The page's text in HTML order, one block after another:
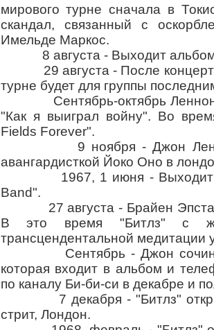
мирового турне сначала в
скандал, связанный с
Имельде Маркос.
8 августа - Выходит альбом
29 августа - После концерта
турне будет для группы
Сентябрь-октябрь Леннон
"Как я выиграл войну". Во
Fields Forever".
9 ноября - Джон Леннон
авангардисткой Йоко Оно в
1967, 1 июня - Выходит
Band".
27 августа - Брайен Эпстайн
В это время "Битлз" с
трансцендентальной
Сентябрь - Джон сочиняет
которая входит в альбом и
по каналу Би-би-си в декабре и
7 декабря - "Битлз"
стрит, Лондон.